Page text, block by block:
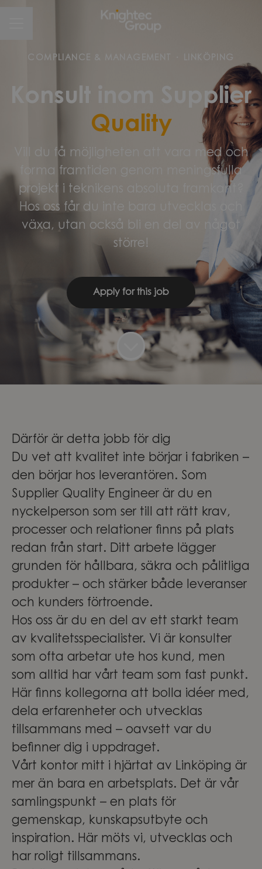
COMPLIANCE & MANAGEMENT LINKÖPING
Konsult inom Supplier
Quality
Vill du få möjligheten att vara med och
forma framtiden genom meningsfulla
projekt i teknikens absoluta framkant?
Hos oss får du inte bara utvecklas och
växa, utan också bli en del av något
större!
Apply for this job
Därför är detta jobb för dig
Du vet att kvalitet inte börjar i fabriken –
den börjar hos leverantören. Som
Supplier Quality Engineer är du en
nyckelperson som ser till att rätt krav,
processer och relationer finns på plats
redan från start. Ditt arbete lägger
grunden för hållbara, säkra och pålitliga
produkter – och stärker både leveranser
och kunders förtroende.
Hos oss är du en del av ett starkt team
av kvalitetsspecialister. Vi är konsulter
som ofta arbetar ute hos kund, men
som alltid har vårt team som fast punkt.
Här finns kollegorna att bolla idéer med,
dela erfarenheter och utvecklas
tillsammans med – oavsett var du
befinner dig i uppdraget.
Vårt kontor mitt i hjärtat av Linköping är
mer än bara en arbetsplats. Det är vår
samlingspunkt – en plats för
gemenskap, kunskapsutbyte och
inspiration. Här möts vi, utvecklas och
har roligt tillsammans.